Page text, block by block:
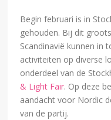
Begin februari is in
gehouden. Bij dit
Scandinavië kunnen in
activiteiten op diverse
onderdeel van de
& Light Fair. Op deze
aandacht voor Nordic
van de partij.